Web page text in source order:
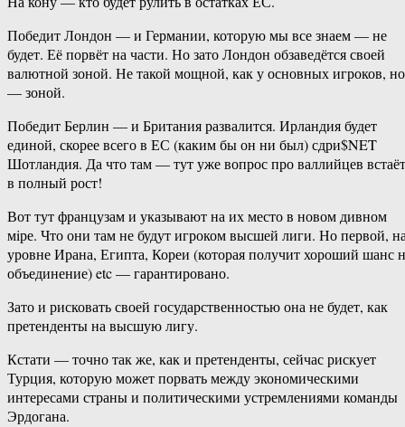
Победит Лондон — и Германии, которую мы все знаем — не
будет. Её порвёт на части. Но зато Лондон обзаведётся своей
валютной зоной. Не такой мощной, как у основных игроков, но
— зоной.
Победит Берлин — и Британия развалится. Ирландия будет
единой, скорее всего в ЕС (каким бы он ни был) сдри$NET
Шотландия. Да что там — тут уже вопрос про валлийцев встаёт
в полный рост!
Вот тут французам и указывают на их место в новом дивном
мiре. Что они там не будут игроком высшей лиги. Но первой,
уровне Ирана, Египта, Кореи (которая получит хороший шанс
объединение) etc — гарантировано.
Зато и рисковать своей государственностью она не будет, как
претенденты на высшую лигу.
Кстати — точно так же, как и претенденты, сейчас рискует
Турция, которую может порвать между экономическими
интересами страны и политическими устремлениями команды
Эрдогана.